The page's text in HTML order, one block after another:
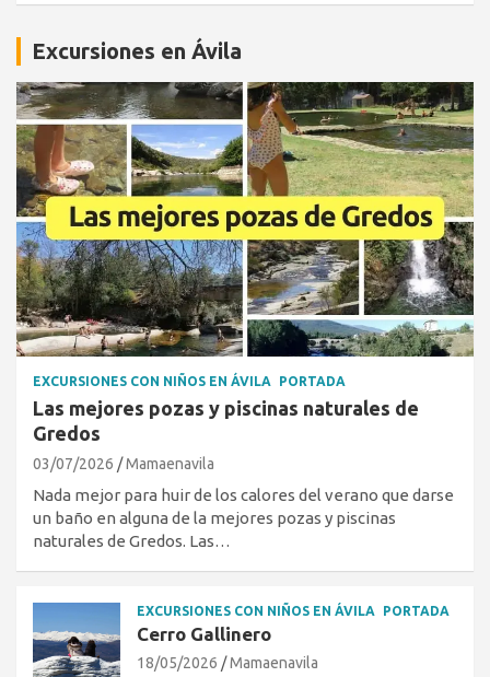
Excursiones en Ávila
EXCURSIONES CON NIÑOS EN ÁVILA PORTADA
Las mejores pozas y piscinas naturales de
Gredos
03/07/2026 Mamaenavila
Nada mejor para huir de los calores del verano que darse
un baño en alguna de la mejores pozas y piscinas
naturales de Gredos. Las…
EXCURSIONES CON NIÑOS EN ÁVILA PORTADA
Cerro Gallinero
18/05/2026 Mamaenavila